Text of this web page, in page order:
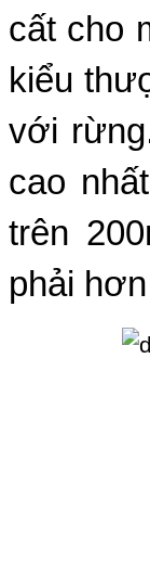
cất cho
kiểu
với
cao
trên
phải